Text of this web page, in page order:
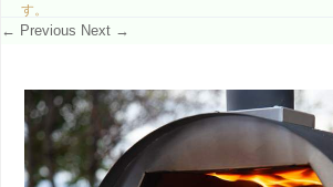
す。
← Previous Next →